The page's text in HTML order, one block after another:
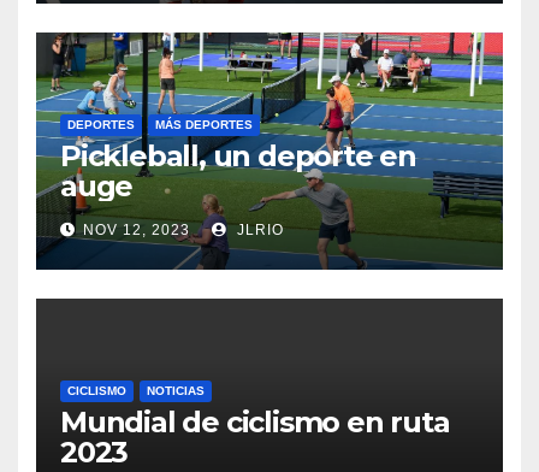
DEPORTES MÁS DEPORTES
Pickleball, un deporte en
auge
NOV 12, 2023 JLRIO
CICLISMO NOTICIAS
Mundial de ciclismo en ruta
2023